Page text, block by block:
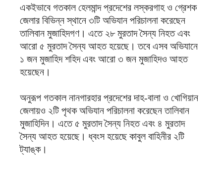
একইভাবে গতকাল হেলমান্দ প্রদেশের লস্করগাহ ও গ্রেশক
জেলার বিভিন্ন স্থানে ৩টি অভিযান পরিচালনা করেছেন
তালিবান মুজাহিদগণ। এতে ২৮ মুরতাদ সৈন্য নিহত এবং
আরো ৫ মুরতাদ সৈন্য আহত হয়েছে। তবে এসব অভিযানে
১ জন মুজাহিদ শহিদ এবং আরো ৩ জন মুজাহিদও আহত
হয়েছেন।
অনুরূপ গতকাল নানগারহার প্রদেশের দাহ-বালা ও খোগিয়ান
জেলায়ও ২টি পৃথক অভিযান পরিচালনা করেছেন তালিবান
মুজাহিদিন। এতে ৫ মুরতাদ সৈন্য নিহত এবং ৪ মুরতাদ
সৈন্য আহত হয়েছে। ধ্বংস হয়েছে কাবুল বাহিনীর ২টি
ট্যাঙ্ক।